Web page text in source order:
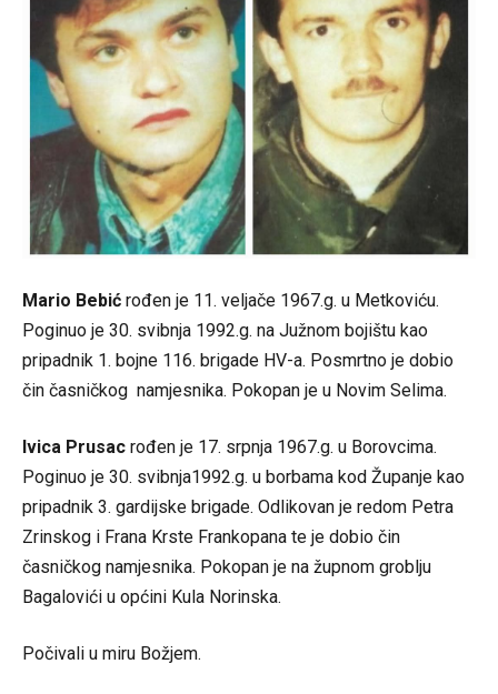
Mario Bebić rođen je 11. veljače 1967.g. u Metkoviću.
Poginuo je 30. svibnja 1992.g. na Južnom bojištu kao
pripadnik 1. bojne 116. brigade HV-a. Posmrtno je dobio
čin časničkog namjesnika. Pokopan je u Novim Selima.
Ivica Prusac rođen je 17. srpnja 1967.g. u Borovcima.
Poginuo je 30. svibnja1992.g. u borbama kod Županje kao
pripadnik 3. gardijske brigade. Odlikovan je redom Petra
Zrinskog i Frana Krste Frankopana te je dobio čin
časničkog namjesnika. Pokopan je na župnom groblju
Bagalovići u općini Kula Norinska.
Počivali u miru Božjem.